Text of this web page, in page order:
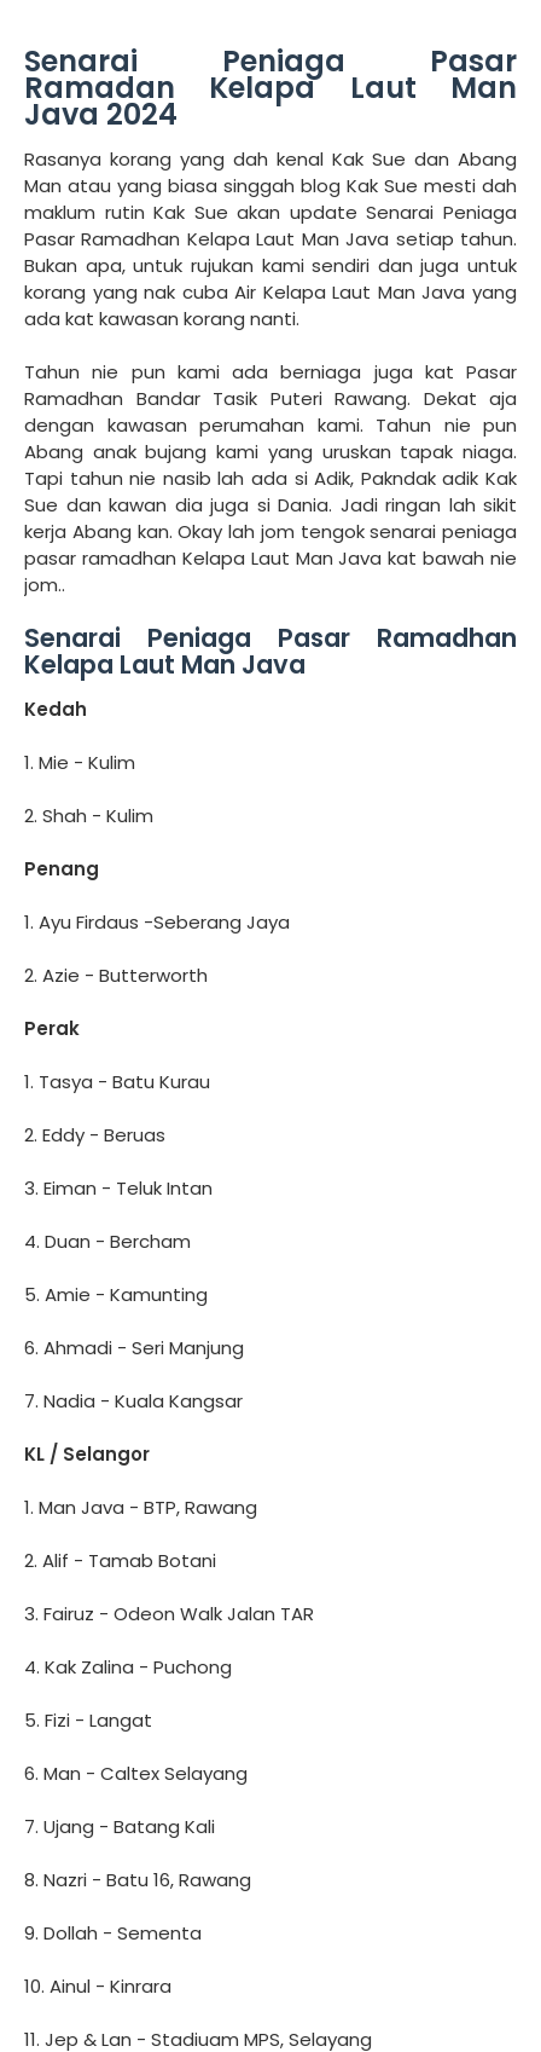
Senarai Peniaga Pasar
Ramadan Kelapa Laut Man
Java 2024
Rasanya korang yang dah kenal Kak Sue dan Abang
Man atau yang biasa singgah blog Kak Sue mesti dah
maklum rutin Kak Sue akan update Senarai Peniaga
Pasar Ramadhan Kelapa Laut Man Java setiap tahun.
Bukan apa, untuk rujukan kami sendiri dan juga untuk
korang yang nak cuba Air Kelapa Laut Man Java yang
ada kat kawasan korang nanti.
Tahun nie pun kami ada berniaga juga kat Pasar
Ramadhan Bandar Tasik Puteri Rawang. Dekat aja
dengan kawasan perumahan kami. Tahun nie pun
Abang anak bujang kami yang uruskan tapak niaga.
Tapi tahun nie nasib lah ada si Adik, Pakndak adik Kak
Sue dan kawan dia juga si Dania. Jadi ringan lah sikit
kerja Abang kan. Okay lah jom tengok senarai peniaga
pasar ramadhan Kelapa Laut Man Java kat bawah nie
jom..
Senarai Peniaga Pasar Ramadhan
Kelapa Laut Man Java
Kedah
1. Mie - Kulim
2. Shah - Kulim
Penang
1. Ayu Firdaus -Seberang Jaya
2. Azie - Butterworth
Perak
1. Tasya - Batu Kurau
2. Eddy - Beruas
3. Eiman - Teluk Intan
4. Duan - Bercham
5. Amie - Kamunting
6. Ahmadi - Seri Manjung
7. Nadia - Kuala Kangsar
KL / Selangor
1. Man Java - BTP, Rawang
2. Alif - Tamab Botani
3. Fairuz - Odeon Walk Jalan TAR
4. Kak Zalina - Puchong
5. Fizi - Langat
6. Man - Caltex Selayang
7. Ujang - Batang Kali
8. Nazri - Batu 16, Rawang
9. Dollah - Sementa
10. Ainul - Kinrara
11. Jep & Lan - Stadiuam MPS, Selayang